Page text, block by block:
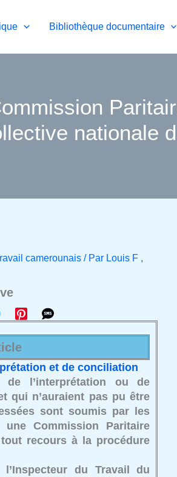
Bibliothèque documentaire
nationale
camerounais/ Par Louis F ,
et de conciliation
l’interprétation ou de
qui n’auraient pas pu être
sont soumis par les
Commission Paritaire
recours à la procédure
du Travail du